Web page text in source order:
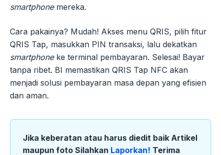
smartphonemereka.
Cara pakainya? Mudah! Akses menu QRIS, pilih fitur
QRIS Tap, masukkan PIN transaksi, lalu dekatkan
smartphoneke terminal pembayaran. Selesai! Bayar
tanpa ribet. BI memastikan QRIS Tap NFC akan
menjadi solusi pembayaran masa depan yang efisien
dan aman.
Jika keberatan atau harus diedit baik Artikel
maupun foto Silahkan Laporkan! Terima